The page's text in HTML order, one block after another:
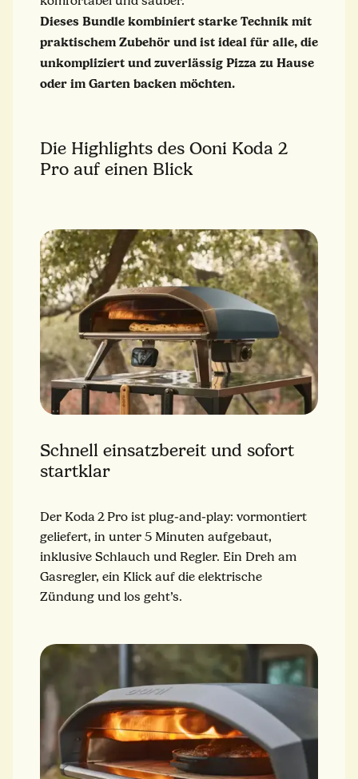
Dieses Bundle kombiniert starke Technik mit
praktischem Zubehör und ist ideal für alle, die
unkompliziert und zuverlässig Pizza zu Hause
oder im Garten backen möchten.
Die Highlights des Ooni Koda 2
Pro auf einen Blick
Schnell einsatzbereit und sofort
startklar
Der Koda 2 Pro ist plug‑and‑play: vormontiert
geliefert, in unter 5 Minuten aufgebaut,
inklusive Schlauch und Regler. Ein Dreh am
Gasregler, ein Klick auf die elektrische
Zündung und los geht’s.